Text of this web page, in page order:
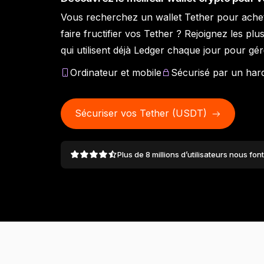
Ledger Stax Ledger Flex
Ledger Wallet
L’application wallet crypto
Solutions de
récupération
Restez en sécurité en
associant plusieurs
solutions de sauvegarde
Ledger Academy
Comprenez tout sur la
crypto et le Web3
Ledger Quest
Participez aux quests du
Web3 et gagnez des NFT
Ledger Enterprise
Plateforme d’actifs
numériques complète pour
les institutions
Partenaires Ledger
Devenez un revendeur ou
Ledger Stax Ledger Flex
Découvrir
Wallets physiques
Bundles et packs
Vous recherchez un wallet Tether pour
faire fructifier vos Tether ? Rejoignez les
qui utilisent déjà Ledger chaque jour pour
Ordinateur et mobile
Sécurisé par un
Sécuriser vos Tether (USDT)
Plus de 8 millions d’utilisateurs nous